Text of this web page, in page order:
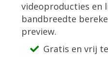
videoproducties en
bandbreedte
preview.
Gratis en vrij